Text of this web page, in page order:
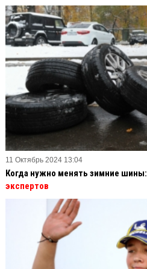
11 Октябрь 2024 13:04
Когда нужно менять зимние шины:
экспертов